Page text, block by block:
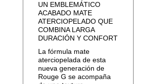
UN EMBLEMÁTICO
ACABADO MATE
ATERCIOPELADO QUE
COMBINA LARGA
DURACIÓN Y CONFORT
La fórmula mate
aterciopelada de esta
nueva generación de
Rouge G se acompaña